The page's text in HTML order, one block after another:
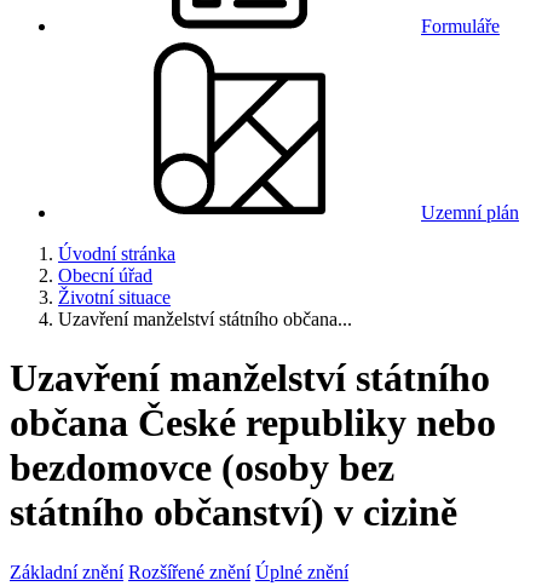
Formuláře
Uzemní plán
Úvodní stránka
Obecní úřad
Životní situace
Uzavření manželství státního občana...
Uzavření manželství státního
občana České republiky nebo
bezdomovce (osoby bez
státního občanství) v cizině
Základní znění Rozšířené znění Úplné znění